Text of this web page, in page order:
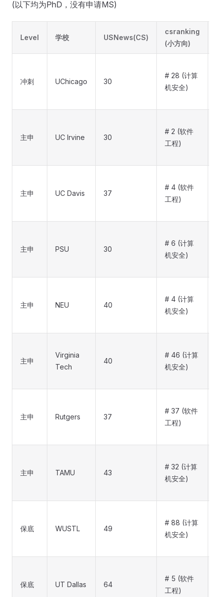
(以下均为PhD，没有申请MS)
Level 学校 USNews(CS)
csranking
(小方向)
冲刺 UChicago 30
# 28 (计算
机安全)
主申 UC Irvine 30
# 2 (软件
工程)
主申 UC Davis 37
# 4 (软件
工程)
主申 PSU 30
# 6 (计算
机安全)
主申 NEU 40
# 4 (计算
机安全)
主申
Virginia
Tech
40
# 46 (计算
机安全)
主申 Rutgers 37
# 37 (软件
工程)
主申 TAMU 43
# 32 (计算
机安全)
保底 WUSTL 49
# 88 (计算
机安全)
保底 UT Dallas 64
# 5 (软件
工程)